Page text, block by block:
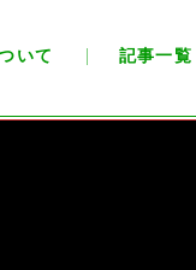
いて 記事一覧